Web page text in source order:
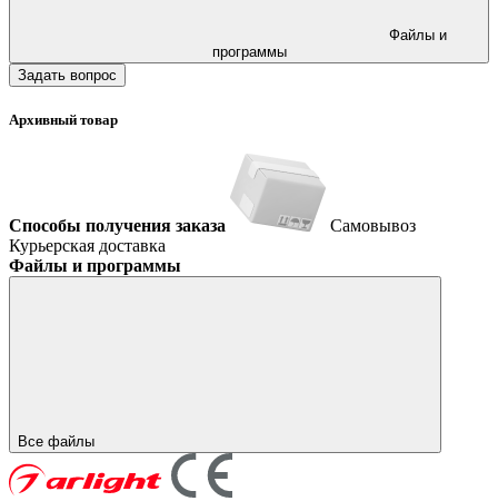
программы
Задать вопрос
Архивный товар
Способы получения заказа
Самовывоз
Курьерская доставка
Файлы и программы
Все файлы